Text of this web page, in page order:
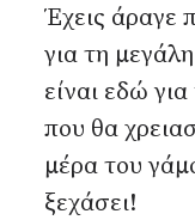
Έχεις άραγε
για τη
είναι εδώ
που θα
μέρα του
ξεχάσει!